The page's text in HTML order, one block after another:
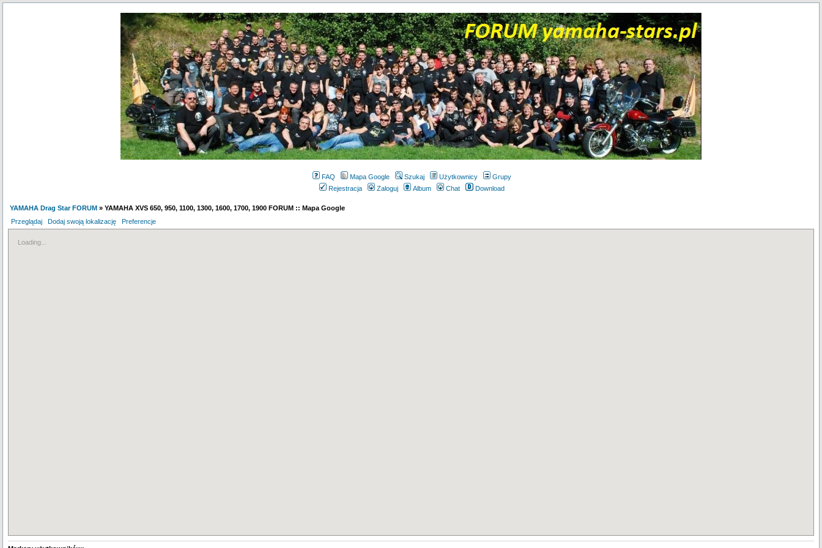
FAQ Mapa Google Szukaj Użytkownicy
Grupy
Rejestracja
Zaloguj Album Chat Download
YAMAHA Drag Star FORUM » YAMAHA XVS 650, 950, 1100, 1300, 1600, 1700, 1900 FORUM :: Mapa Google
Przeglądaj
Dodaj swoją lokalizację Preferencje
Loading...